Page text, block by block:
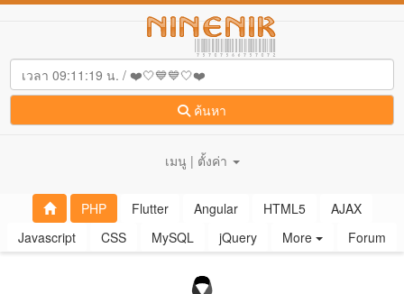
ค้นหา
เมนู | ตั้งค่า
PHP Flutter Angular HTML5
AJAX
Javascript
CSS MySQL jQuery More Forum